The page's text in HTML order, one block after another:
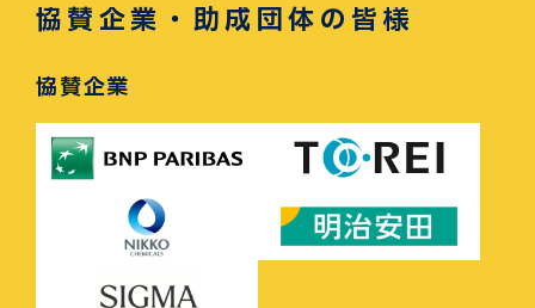
協賛企業・助成団体の皆様
協賛企業